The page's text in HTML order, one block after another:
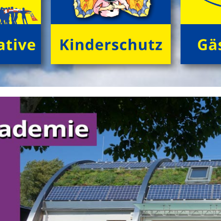
neugierige Kids (8 bis 12 Jahre) in der trauten
Gemeinschaft von Freund*innen beim Zelten im
grĂźnen Ambiente! Gemeinsam NaturhĂźtten gestalten,
'KletterInsel', â€Ś abends im Kreis dem Knistern des
>'GrĂźne Insel Camp'
'English Adventure Camp'
Enjoy English in exciting camp-life!
Beim tollen Ferienabenteuer 'English Adventure Camp'
plaudern die Kids (10 bis 14 Jahre) im Camp von frĂźh
bis spĂ¤t spielerisch locker 'in English'. Wir 'chatten'
ohne Angst und Computer real drauf los, â€Ś tagsĂźber
bei spannenden Naturabenteuern, beim gemeinsamen
FloĂŸbau und Gestalten von 'nature huts' ebenso wie
abends 'at the campfire'.
>'English Adventure Camp'